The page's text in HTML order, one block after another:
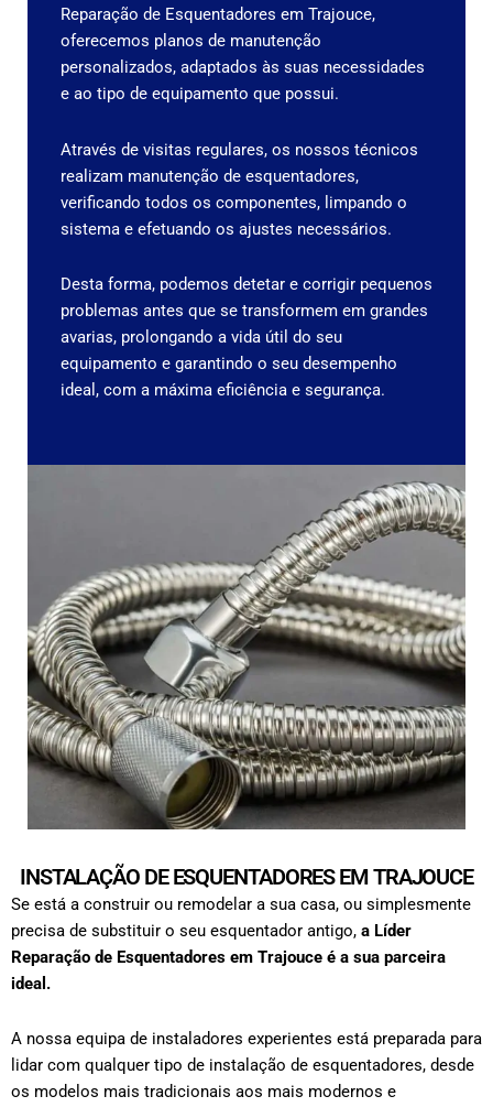
Reparação de Esquentadores em Trajouce,
oferecemos planos de manutenção
personalizados, adaptados às suas necessidades
e ao tipo de equipamento que possui.
Através de visitas regulares, os nossos técnicos
realizam manutenção de esquentadores,
verificando todos os componentes, limpando o
sistema e efetuando os ajustes necessários.
Desta forma, podemos detetar e corrigir pequenos
problemas antes que se transformem em grandes
avarias, prolongando a vida útil do seu
equipamento e garantindo o seu desempenho
ideal, com a máxima eficiência e segurança.
INSTALAÇÃO DE ESQUENTADORES EM TRAJOUCE
Se está a construir ou remodelar a sua casa, ou simplesmente
precisa de substituir o seu esquentador antigo, a Líder
Reparação de Esquentadores em Trajouce é a sua parceira
ideal.
A nossa equipa de instaladores experientes está preparada para
lidar com qualquer tipo de instalação de esquentadores, desde
os modelos mais tradicionais aos mais modernos e